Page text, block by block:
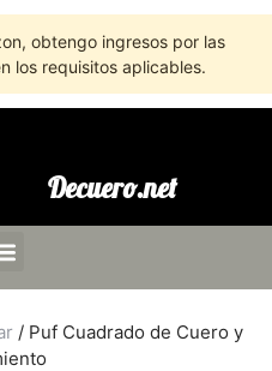
obtengo ingresos por las
los requisitos aplicables.
Decuero.net
/ Puf Cuadrado de Cuero y